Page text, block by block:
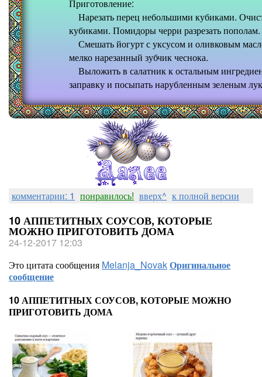
Приготовление:
Нарезать перец небольшими кубиками.
кубиками. Помидоры черри разрезать
Смешать йогурт с уксусом и оливковым
мелко нарезанный зубчик чеснока.
Выложить в салатник к остальным
заправку и посыпать нарубленным зеленым
комментарии: 1 понравилось! вверх^ к полной версии
10 АППЕТИТНЫХ СОУСОВ, КОТОРЫЕ
МОЖНО ПРИГОТОВИТЬ ДОМА
24-12-2017 12:03
Это цитата сообщения Melanja_NovakОригинальное
сообщение
10 АППЕТИТНЫХ СОУСОВ, КОТОРЫЕ МОЖНО
ПРИГОТОВИТЬ ДОМА